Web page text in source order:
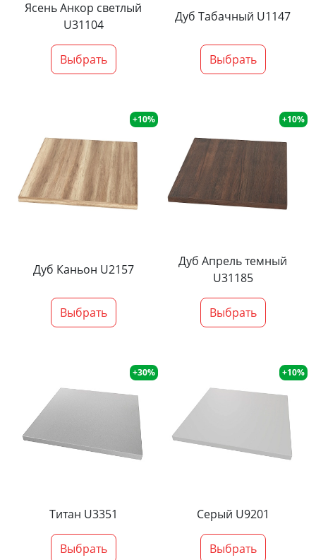
Ясень Анкор светлый
U31104
Выбрать
Дуб Табачный U1147
Выбрать
+10%
Дуб Каньон U2157
Выбрать
+10%
Дуб Апрель темный
U31185
Выбрать
+30%
Титан U3351
Выбрать
+10%
Серый U9201
Выбрать